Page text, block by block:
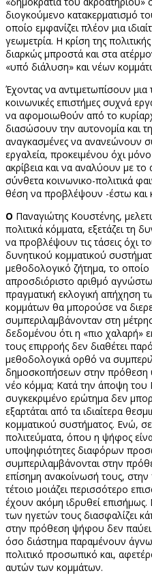
διογκούμενο κατακερματισμό
οποίο εμφανίζει πλέον μια
γεωμετρία. Η κρίση της
διαρκώς μπροστά και στα
«υπό διάλυση» και νέων
Έχοντας να αντιμετωπίσουν
κοινωνικές επιστήμες συχνά
να αφομοιωθούν από το
διασώσουν την αυτονομία και
αναγκασμένες να ανανεώνουν
εργαλεία, προκειμένου όχι
ακρίβεια και να αναλύουν με το
σύνθετα κοινωνικο-πολιτικά
θέση να προβλέψουν -έστω και
Ο Παναγιώτης Κουστένης,
πολιτικά κόμματα, εξετάζει τη
να προβλέψουν τις τάσεις όχι
δυνητικού κομματικού
μεθοδολογικό ζήτημα, το οποίο
απροσδιόριστο αριθμό
πραγματική εκλογική
κομμάτων θα μπορούσε να
συμπεριλαμβάνονταν στη
δεδομένου ότι η «πιο χαλαρή»
τους επιρροής δεν διαθέτει
μεθοδολογικά ορθό να
δημοσκοπήσεων στην
νέο κόμμα; Κατά την άποψη
συγκεκριμένο ερώτημα δεν
εξαρτάται από τα ιδιαίτερα
κομματικού συστήματος. Ενώ,
πολιτεύματα, όπου η ψήφος
υποψηφιότητες διαφόρων
συμπεριλαμβάνονται στην
επίσημη ανακοίνωσή τους, στην
τέτοιο μοιάζει περισσότερο
έχουν ακόμη ιδρυθεί
των ηγετών τους διασφαλίζει
στην πρόθεση ψήφου δεν παύει
όσο διάστημα παραμένουν
πολιτικό προσωπικό και,
αυτών των κομμάτων.